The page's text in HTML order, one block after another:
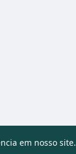
em nosso site.